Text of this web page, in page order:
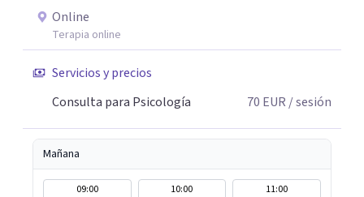
Terapia Transgeneracional Epigenética, Tácnicas y
Terapias de Tercera Generación, Psicosomática Clínica,
Psicología Clínica Jungiana, Terapia Reichiana y
Mindfulness entre otros.
Online
Terapia online
Servicios y precios
Consulta para Psicología
70 EUR / sesión
Mañana
09:00 10:00 11:00